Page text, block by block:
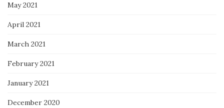
May 2021
April 2021
March 2021
February 2021
January 2021
December 2020